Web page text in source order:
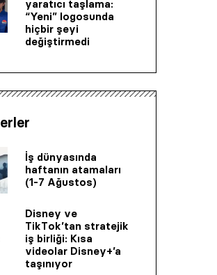
yaratıcı taşlama:
“Yeni” logosunda
hiçbir şeyi
değiştirmedi
İş dünyasında
haftanın atamaları
(1-7 Ağustos)
Disney ve
TikTok’tan stratejik
iş birliği: Kısa
videolar Disney+’a
taşınıyor